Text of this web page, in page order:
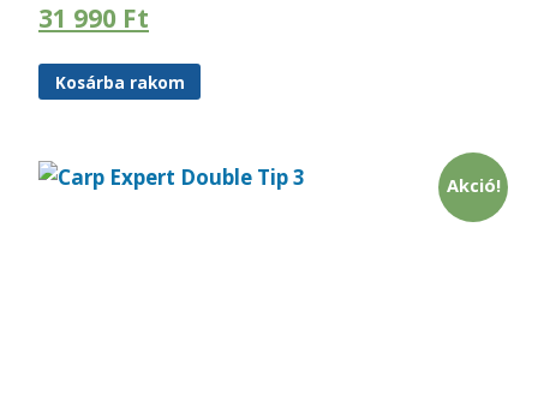
31 990 Ft
Kosárba rakom
Akció!